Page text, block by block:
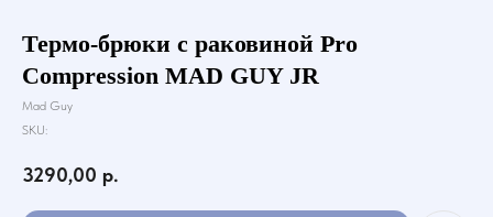
Термо-брюки с раковиной Pro
Compression MAD GUY JR
Mad Guy
SKU:
3290,00 р.